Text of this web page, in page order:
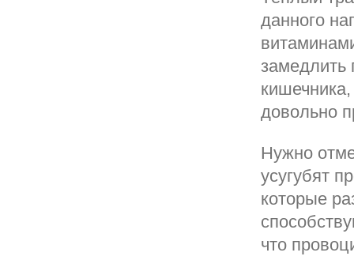
данного
замедлить
довольно
Нужно
усугубят
которые
что